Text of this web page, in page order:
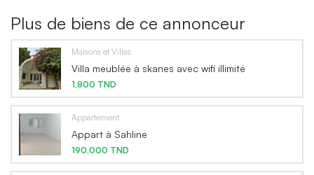
Plus de biens de ce annonceur
Maisons et Villas
Villa meublée à skanes avec wifi illimité
1,800 TND
Appartement
Appart à Sahline
190,000 TND